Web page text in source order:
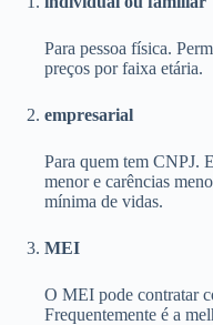
Para pessoa física.
preços por faixa etária.
empresarial
Para quem tem CNPJ.
menor e carências
mínima de vidas.
MEI
O MEI pode contratar
Frequentemente é a